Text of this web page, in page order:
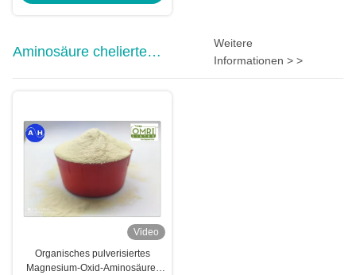
Aminosäure chelierte
Mineralien
Weitere
Informationen > >
Video
Organisches pulverisiertes
Magnesium-Oxid-Aminosäure-